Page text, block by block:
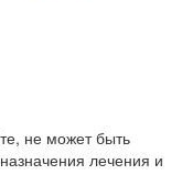
не может быть
лечения и